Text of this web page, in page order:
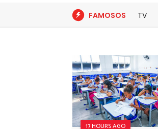
FAMOSOS TV
17 HOURS AGO